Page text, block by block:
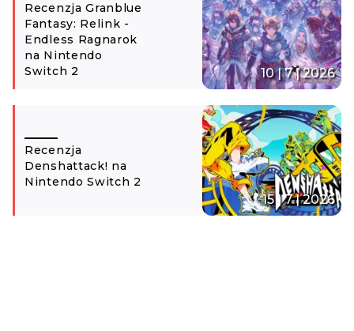
Recenzja Granblue
Fantasy: Relink -
Endless Ragnarok
na Nintendo
Switch 2
10 | 7 | 2026
Recenzja
Denshattack! na
Nintendo Switch 2
15 | 7 | 2026